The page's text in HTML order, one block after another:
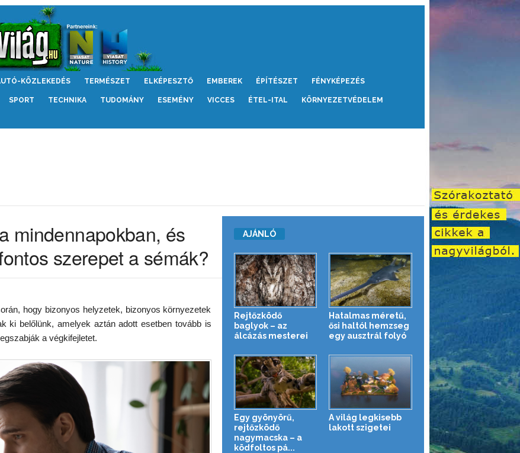
KÖZLEKEDÉS TERMÉSZET ELKÉPESZTŐ EMBEREK ÉPÍTÉSZET FÉNYKÉPEZÉS
SPORT TECHNIKA TUDOMÁNY ESEMÉNY VICCES ÉTEL-ITAL KÖRNYEZETVÉDELEM
mindennapokban, és
szerepet a sémák?
hogy bizonyos helyzetek, bizonyos környezetek
ki belőlünk, amelyek aztán adott esetben tovább is
a végkifejletet.
AJÁNLÓ
Rejtőzködő
baglyok – az
álcázás mesterei
Hatalmas méretű,
ősi haltól hemzseg
egy ausztrál folyó
Egy gyönyörű,
rejtőzködő
nagymacska – a
ködfoltos pá...
A világ legkisebb
lakott szigetei